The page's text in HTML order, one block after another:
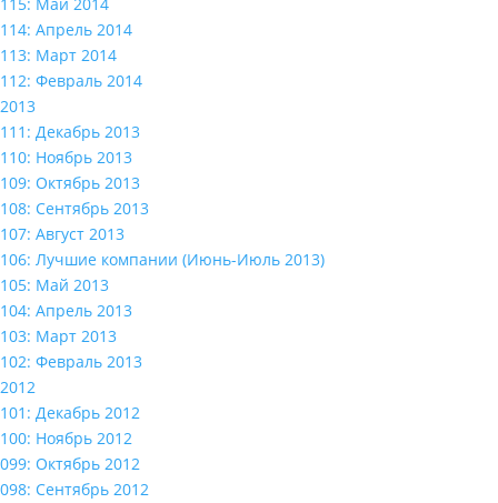
114: Апрель 2014
113: Март 2014
112: Февраль 2014
2013
111: Декабрь 2013
110: Ноябрь 2013
109: Октябрь 2013
108: Сентябрь 2013
107: Август 2013
106: Лучшие компании (Июнь-Июль 2013)
105: Май 2013
104: Апрель 2013
103: Март 2013
102: Февраль 2013
2012
101: Декабрь 2012
100: Ноябрь 2012
099: Октябрь 2012
098: Сентябрь 2012